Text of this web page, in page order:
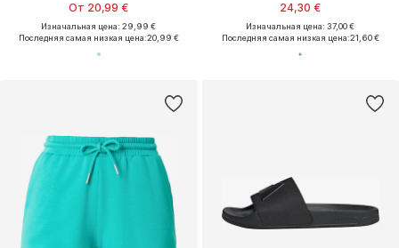
От 20,99 €
Изначальная цена: 29,99 €
Последняя самая низкая цена:20,99 €
24,30 €
Изначальная цена: 37,00 €
Последняя самая низкая цена:21,60 €